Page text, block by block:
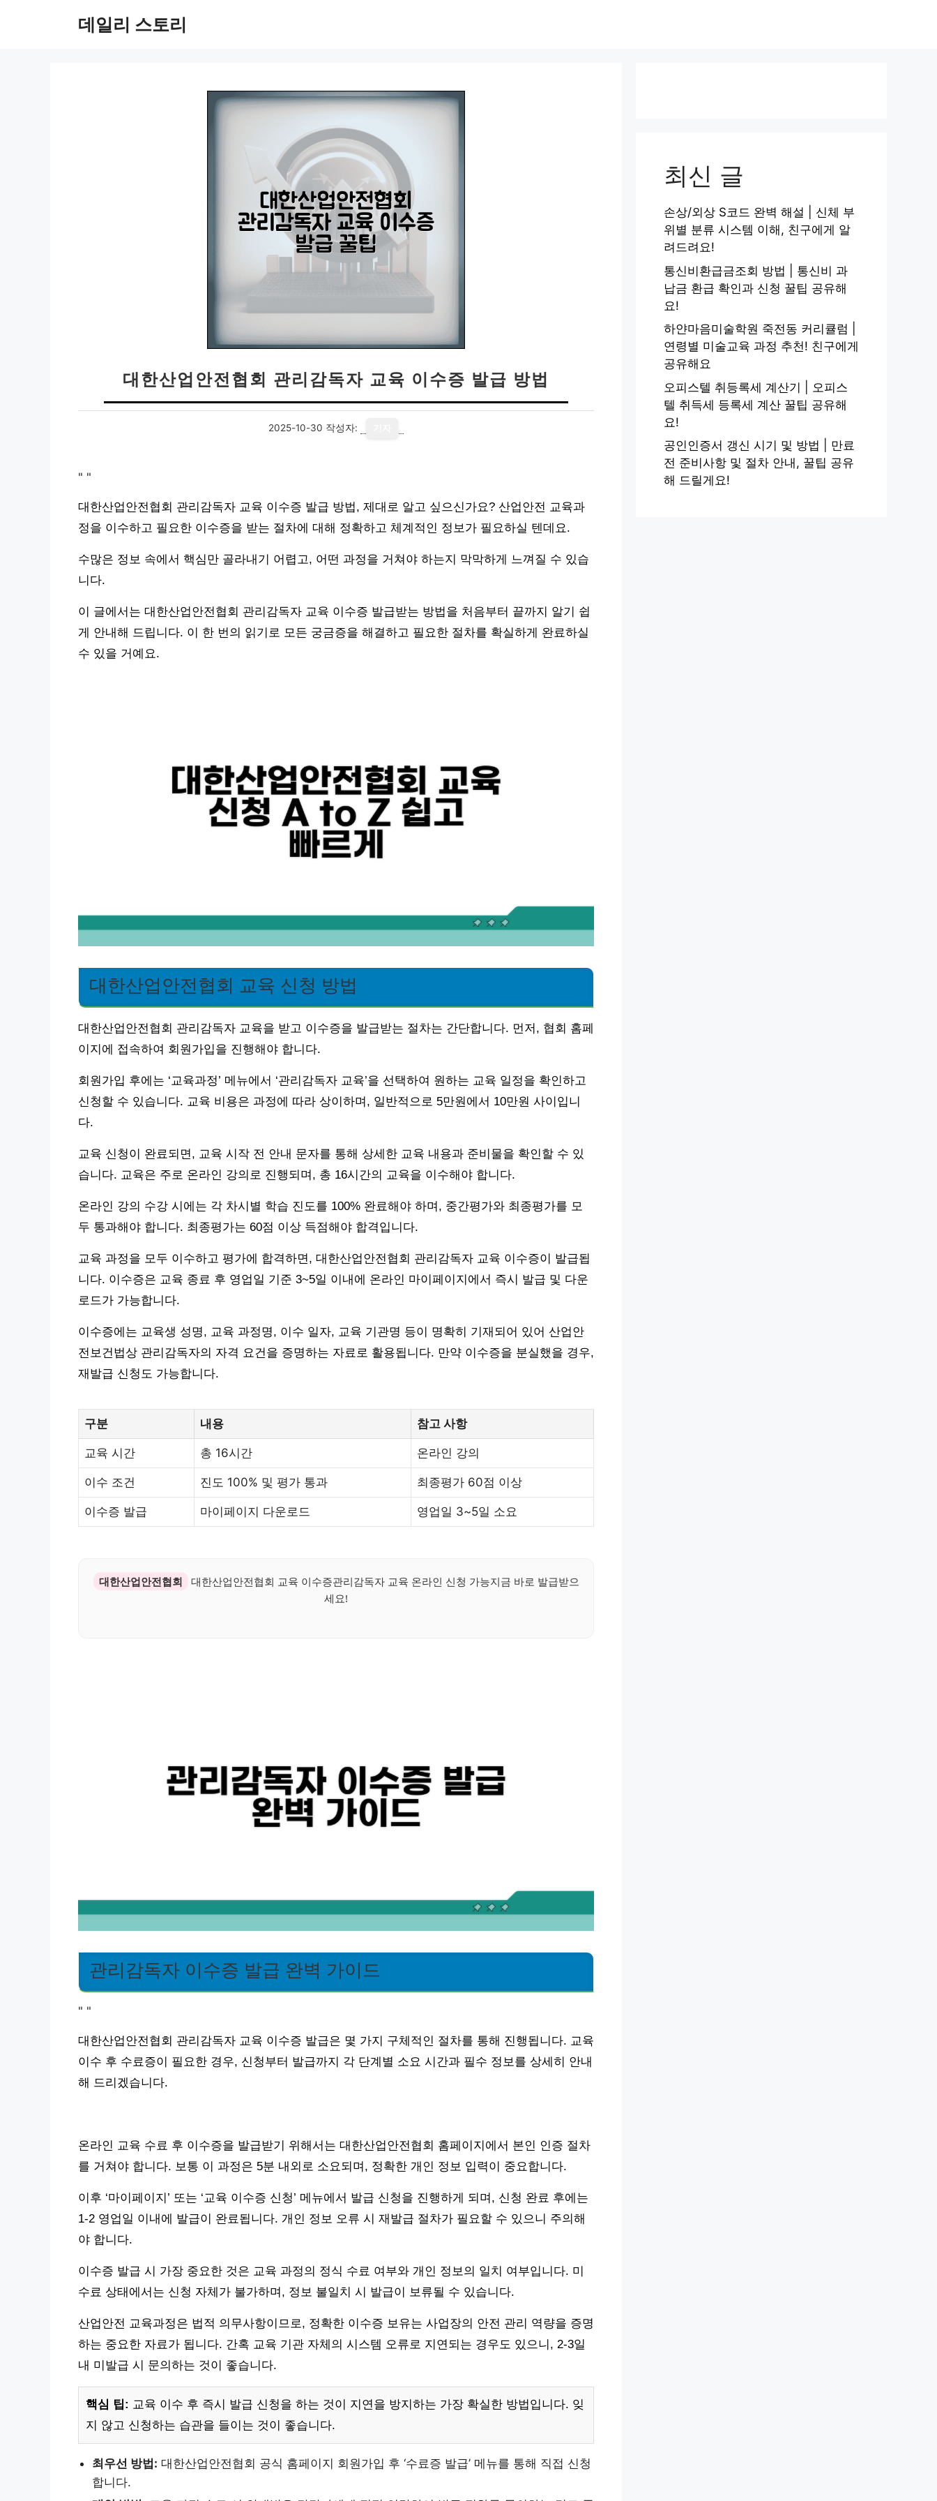
데일리 스토리
대한산업안전협회 관리감독자 교육 이수증 발급 방법
2025-10-30 작성자:
" "
대한산업안전협회 관리감독자 교육 이수증 발급 방법, 제대로 알고 싶으신가요? 산업안전 교육과
정을 이수하고 필요한 이수증을 받는 절차에 대해 정확하고 체계적인 정보가 필요하실 텐데요.
수많은 정보 속에서 핵심만 골라내기 어렵고, 어떤 과정을 거쳐야 하는지 막막하게 느껴질 수 있습
니다.
이 글에서는 대한산업안전협회 관리감독자 교육 이수증 발급받는 방법을 처음부터 끝까지 알기 쉽
게 안내해 드립니다. 이 한 번의 읽기로 모든 궁금증을 해결하고 필요한 절차를 확실하게 완료하실
수 있을 거예요.
대한산업안전협회 교육 신청 방법
대한산업안전협회 관리감독자 교육을 받고 이수증을 발급받는 절차는 간단합니다. 먼저, 협회 홈페
이지에 접속하여 회원가입을 진행해야 합니다.
회원가입 후에는 ‘교육과정’ 메뉴에서 ‘관리감독자 교육’을 선택하여 원하는 교육 일정을 확인하고
신청할 수 있습니다. 교육 비용은 과정에 따라 상이하며, 일반적으로 5만원에서 10만원 사이입니
다.
교육 신청이 완료되면, 교육 시작 전 안내 문자를 통해 상세한 교육 내용과 준비물을 확인할 수 있
습니다. 교육은 주로 온라인 강의로 진행되며, 총 16시간의 교육을 이수해야 합니다.
온라인 강의 수강 시에는 각 차시별 학습 진도를 100% 완료해야 하며, 중간평가와 최종평가를 모
두 통과해야 합니다. 최종평가는 60점 이상 득점해야 합격입니다.
교육 과정을 모두 이수하고 평가에 합격하면, 대한산업안전협회 관리감독자 교육 이수증이 발급됩
니다. 이수증은 교육 종료 후 영업일 기준 3~5일 이내에 온라인 마이페이지에서 즉시 발급 및 다운
로드가 가능합니다.
이수증에는 교육생 성명, 교육 과정명, 이수 일자, 교육 기관명 등이 명확히 기재되어 있어 산업안
전보건법상 관리감독자의 자격 요건을 증명하는 자료로 활용됩니다. 만약 이수증을 분실했을 경우,
재발급 신청도 가능합니다.
구분 내용 참고 사항
교육 시간 총 16시간 온라인 강의
이수 조건 진도 100% 및 평가 통과 최종평가 60점 이상
이수증 발급 마이페이지 다운로드 영업일 3~5일 소요
대한산업안전협회
대한산업안전협회 교육 이수증관리감독자 교육 온라인 신청 가능지금 바로 발급받으
세요!
관리감독자 이수증 발급 완벽 가이드
" "
대한산업안전협회 관리감독자 교육 이수증 발급은 몇 가지 구체적인 절차를 통해 진행됩니다. 교육
이수 후 수료증이 필요한 경우, 신청부터 발급까지 각 단계별 소요 시간과 필수 정보를 상세히 안내
해 드리겠습니다.
온라인 교육 수료 후 이수증을 발급받기 위해서는 대한산업안전협회 홈페이지에서 본인 인증 절차
를 거쳐야 합니다. 보통 이 과정은 5분 내외로 소요되며, 정확한 개인 정보 입력이 중요합니다.
이후 ‘마이페이지’ 또는 ‘교육 이수증 신청’ 메뉴에서 발급 신청을 진행하게 되며, 신청 완료 후에는
1-2 영업일 이내에 발급이 완료됩니다. 개인 정보 오류 시 재발급 절차가 필요할 수 있으니 주의해
야 합니다.
이수증 발급 시 가장 중요한 것은 교육 과정의 정식 수료 여부와 개인 정보의 일치 여부입니다. 미
수료 상태에서는 신청 자체가 불가하며, 정보 불일치 시 발급이 보류될 수 있습니다.
산업안전 교육과정은 법적 의무사항이므로, 정확한 이수증 보유는 사업장의 안전 관리 역량을 증명
하는 중요한 자료가 됩니다. 간혹 교육 기관 자체의 시스템 오류로 지연되는 경우도 있으니, 2-3일
내 미발급 시 문의하는 것이 좋습니다.
핵심 팁: 교육 이수 후 즉시 발급 신청을 하는 것이 지연을 방지하는 가장 확실한 방법입니다. 잊
지 않고 신청하는 습관을 들이는 것이 좋습니다.
최우선 방법: 대한산업안전협회 공식 홈페이지 회원가입 후 ‘수료증 발급’ 메뉴를 통해 직접 신청
합니다.
최신 글
손상/외상 S코드 완벽 해설 | 신체 부
위별 분류 시스템 이해, 친구에게 알
려드려요!
통신비환급금조회 방법 | 통신비 과
납금 환급 확인과 신청 꿀팁 공유해
요!
하얀마음미술학원 죽전동 커리큘럼 |
연령별 미술교육 과정 추천! 친구에게
공유해요
오피스텔 취등록세 계산기 | 오피스
텔 취득세 등록세 계산 꿀팁 공유해
요!
공인인증서 갱신 시기 및 방법 | 만료
전 준비사항 및 절차 안내, 꿀팁 공유
해 드릴게요!